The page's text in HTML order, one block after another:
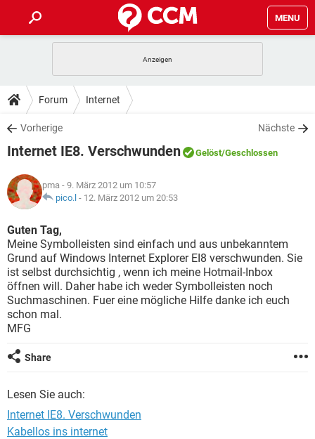
MENU
ANDROID
WINDOWS 10
WHATSAPP TIKTOK
FACEBOOK
TIPPS & TRICKS
SPIELE
WHATSAPP
FACEBOOK
DOWNLOADS
SPIELE STREAMING
ANDROID
WINDOWS 10 INSTAGRAM
WHATSAPP
FACEBOOK HARDWARE
SPIELE
ANDROID
WINDOWS 10
WHATSAPP TIKTOK
FACEBOOK HARDWARE
LEXIKON
SPIELE
ANDROID IOS
WINDOWS 10 INSTAGRAM
WHATSAPP TIKTOK
FACEBOOK
Forum Internet
Vorherige Nächste
Internet IE8. Verschwunden Gelöst/Geschlossen
pma - 9. März 2012 um 10:57
pico.l - 12. März 2012 um 20:53
Guten Tag,
Meine Symbolleisten sind einfach und aus unbekanntem
Grund auf Windows Internet Explorer EI8 verschwunden. Sie
ist selbst durchsichtig , wenn ich meine Hotmail-Inbox
öffnen will. Daher habe ich weder Symbolleisten noch
Suchmaschinen. Fuer eine mögliche Hilfe danke ich euch
schon mal.
MFG
Share
Lesen Sie auch:
Internet IE8. Verschwunden
Kabellos ins internet